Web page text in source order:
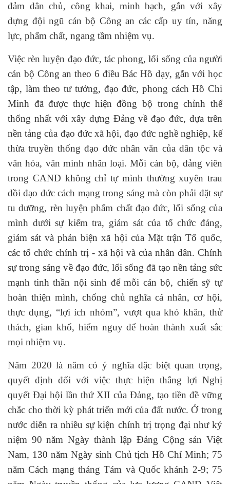
đảm dân chủ, công khai, minh bạch, gắn với xây
dựng đội ngũ cán bộ Công an các cấp uy tín, năng
lực, phẩm chất, ngang tầm nhiệm vụ.
Việc rèn luyện đạo đức, tác phong, lối sống của người
cán bộ Công an theo 6 điều Bác Hồ dạy, gắn với học
tập, làm theo tư tưởng, đạo đức, phong cách Hồ Chi
Minh đã được thực hiện đồng bộ trong chỉnh thể
thống nhất với xây dựng Đảng về đạo đức, dựa trên
nền tảng của đạo đức xã hội, đạo đức nghề nghiệp, kế
thừa truyền thống đạo đức nhân văn của dân tộc và
văn hóa, văn minh nhân loại. Mỗi cán bộ, đảng viên
trong CAND không chỉ tự mình thường xuyên trau
dồi đạo đức cách mạng trong sáng mà còn phải đặt sự
tu dưỡng, rèn luyện phẩm chất đạo đức, lối sống của
mình dưới sự kiểm tra, giám sát của tổ chức đảng,
giám sát và phản biện xã hội của Mặt trận Tổ quốc,
các tổ chức chính trị - xã hội và của nhân dân. Chính
sự trong sáng về đạo đức, lối sống đã tạo nền tảng sức
mạnh tinh thần nội sinh để mỗi cán bộ, chiến sỹ tự
hoàn thiện mình, chống chủ nghĩa cá nhân, cơ hội,
thực dụng, “lợi ích nhóm”, vượt qua khó khăn, thử
thách, gian khổ, hiểm nguy để hoàn thành xuất sắc
mọi nhiệm vụ.
Năm 2020 là năm có ý nghĩa đặc biệt quan trọng,
quyết định đối với việc thực hiện thắng lợi Nghị
quyết Đại hội lần thứ XII của Đảng, tạo tiền đề vững
chắc cho thời kỳ phát triển mới của đất nước. Ở trong
nước diễn ra nhiều sự kiện chính trị trọng đại như kỷ
niệm 90 năm Ngày thành lập Đảng Cộng sản Việt
Nam, 130 năm Ngày sinh Chủ tịch Hồ Chí Minh; 75
năm Cách mạng tháng Tám và Quốc khánh 2-9; 75